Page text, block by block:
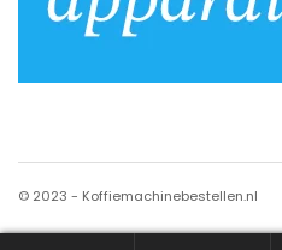
© 2023 - Koffiemachinebestellen.nl